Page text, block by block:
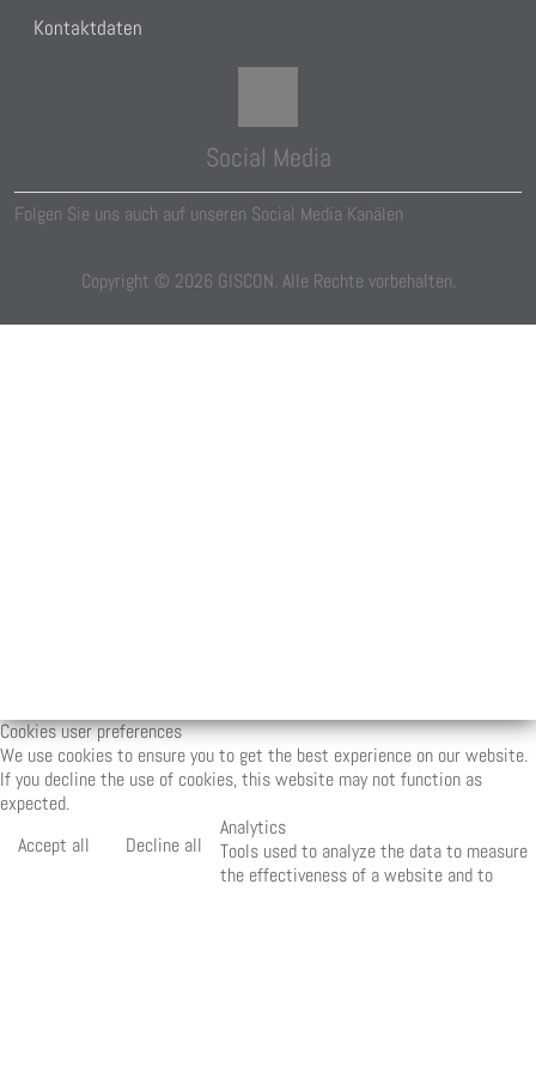
Kontaktdaten
Social Media
Folgen Sie uns auch auf unseren Social Media Kanälen
Copyright © 2026 GISCON. Alle Rechte vorbehalten.
Cookies user preferences
We use cookies to ensure you to get the best experience on our website.
If you decline the use of cookies, this website may not function as
expected.
Accept all
Decline all
Analytics
Tools used to analyze the data to measure
the effectiveness of a website and to